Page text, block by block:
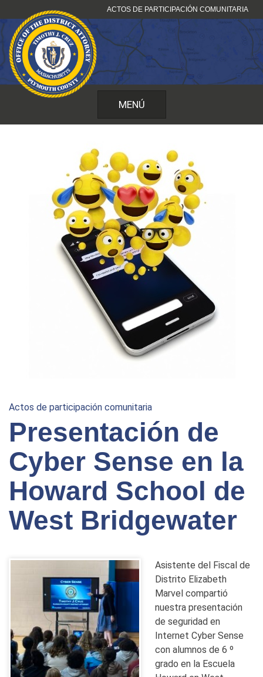
al
contenido
ACTOS DE PARTICIPACIÓN COMUNITARIA
MENÚ
Actos de participación comunitaria
Presentación de
Cyber Sense en la
Howard School de
West Bridgewater
Asistente del Fiscal de
Distrito Elizabeth
Marvel compartió
nuestra presentación
de seguridad en
Internet Cyber Sense
con alumnos de 6 º
grado en la Escuela